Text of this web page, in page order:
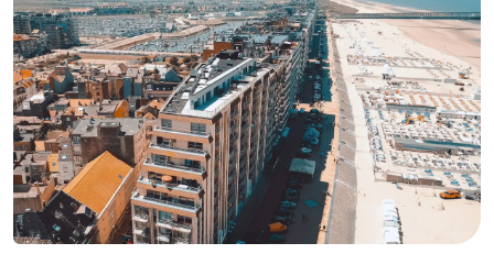
Last
minutes
Plages
Voir
et
faire
Lieux
d'intérêt
-